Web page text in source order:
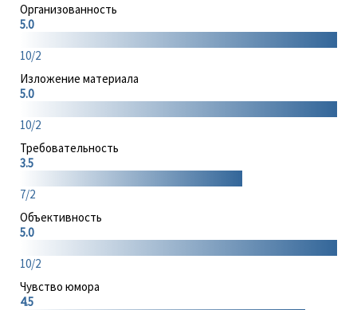
Организованность
5.0
10/2
Изложение материала
5.0
10/2
Требовательность
3.5
7/2
Объективность
5.0
10/2
Чувство юмора
4.5